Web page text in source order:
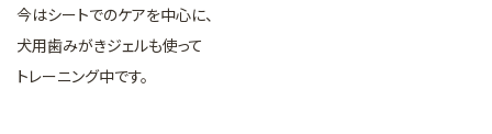
今はシートでのケアを中心に、
犬用歯みがきジェルも使って
トレーニング中です。